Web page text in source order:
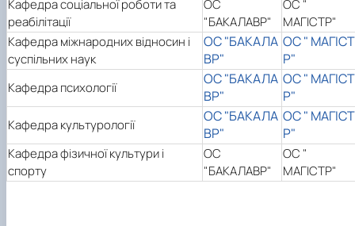
Кафедра соціальної роботи та
реабілітації
ОС
"БАКАЛАВР"
ОС "
МАГІСТР"
Кафедра міжнародних відносин і
суспільних наук
ОС "БАКАЛА
ВР"
ОС " МАГІСТ
Р"
Кафедра психології
ОС "БАКАЛА
ВР"
ОС " МАГІСТ
Р"
Кафедра культурології
ОС "БАКАЛА
ВР"
ОС " МАГІСТ
Р"
Кафедра фізичної культури і
спорту
ОС
"БАКАЛАВР"
ОС "
МАГІСТР"